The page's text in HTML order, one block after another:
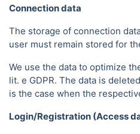
Connection data
The storage of connection
user must remain stored for
We use the data to optimize
lit. e GDPR. The data is
is the case when the
Login/Registration (Access